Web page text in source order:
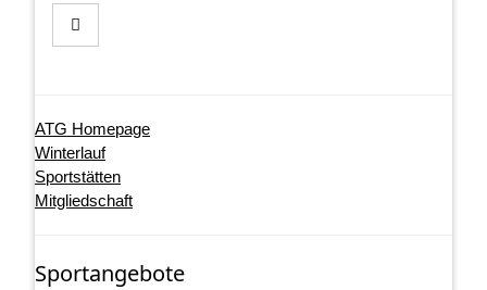
ATG Homepage
Winterlauf
Sportstätten
Mitgliedschaft
Sportangebote